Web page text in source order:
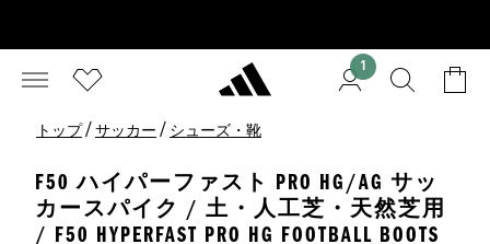
1
トップ / サッカー / シューズ・靴
F50 ハイパーファスト PRO HG/AG サッ
カースパイク / 土・人工芝・天然芝用
/ F50 HYPERFAST PRO HG FOOTBALL BOOTS